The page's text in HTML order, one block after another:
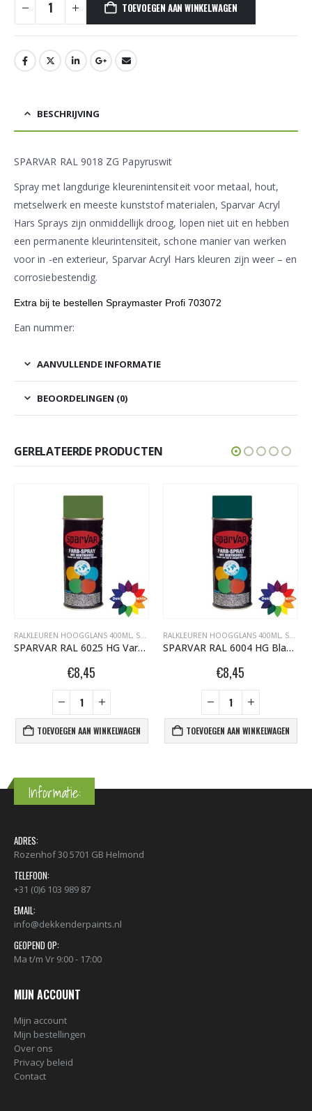
TOEVOEGEN AAN WINKELWAGEN
BESCHRIJVING
SPARVAR RAL 9018 ZG Papyruswit
Spray met langdurige kleurenintensiteit voor metaal, hout,
metselwerk en meeste kunststof materialen, Sparvar Acryl
Hars Sprays zijn onmiddellijk droog, lopen niet uit en hebben
een permanente kleurintensiteit, schone manier van werken
voor in -en exterieur, Sparvar Acryl Hars kleuren zijn weer – en
corrosiebestendig.
Extra bij te bestellen Spraymaster Profi 703072
Ean nummer:
AANVULLENDE INFORMATIE
BEOORDELINGEN (0)
GERELATEERDE PRODUCTEN
RALKLEUREN HOOGGLANS 400ML , SPARVAR GRAFFITI SPUITBUSSEN
SPARVAR RAL 6025 HG Varengroen
€8,45
TOEVOEGEN AAN WINKELWAGEN
RALKLEUREN HOOGGLANS 400ML , SPARVAR GRAFFITI SPUITBUSSEN
SPARVAR RAL 6004 HG Blauwgroen
€8,45
TOEVOEGEN AAN WINKELWAGEN
Informatie:
ADRES:
Rozenhof 30 5701 GB Helmond
TELEFOON:
+31 (0)6 103 989 87
EMAIL:
info@dekkenderpaints.nl
GEOPEND OP:
Ma t/m Vr 9:00 - 17:00
MIJN ACCOUNT
Mijn account
Mijn bestellingen
Over ons
Privacy beleid
Contact